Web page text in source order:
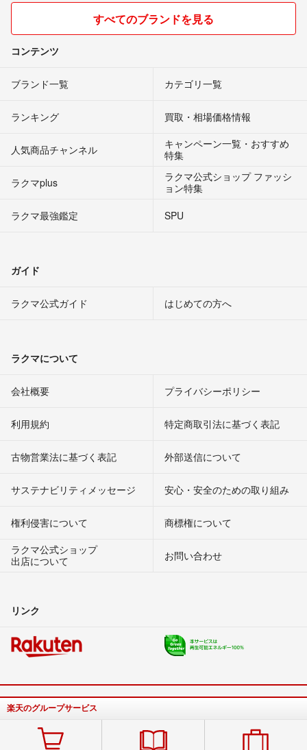
すべてのブランドを見る
コンテンツ
ブランド一覧 カテゴリ一覧
ランキング 買取・相場価格情報
人気商品チャンネル
キャンペーン一覧・おすすめ
特集
ラクマplus
ラクマ公式ショップ ファッシ
ョン特集
ラクマ最強鑑定
SPU
ガイド
ラクマ公式ガイド はじめての方へ
ラクマについて
会社概要 プライバシーポリシー
利用規約 特定商取引法に基づく表記
古物営業法に基づく表記 外部送信について
サステナビリティメッセージ 安心・安全のための取り組み
権利侵害について
商標権について
ラクマ公式ショップ
出店について
お問い合わせ
リンク
楽天のグループサービス